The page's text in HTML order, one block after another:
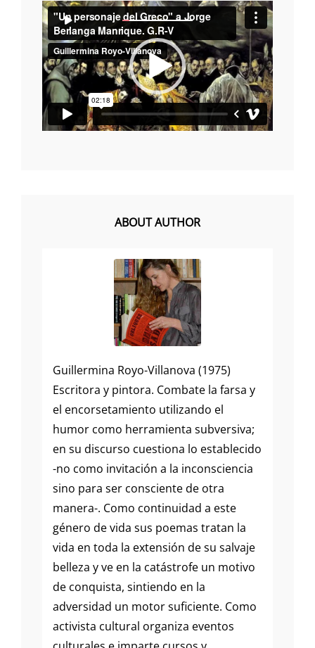
Reproductor
de
vídeo
00:00 00:00
ABOUT AUTHOR
Guillermina Royo-Villanova (1975)
Escritora y pintora. Combate la farsa y
el encorsetamiento utilizando el
humor como herramienta subversiva;
en su discurso cuestiona lo establecido
-no como invitación a la inconsciencia
sino para ser consciente de otra
manera-. Como continuidad a este
género de vida sus poemas tratan la
vida en toda la extensión de su salvaje
belleza y ve en la catástrofe un motivo
de conquista, sintiendo en la
adversidad un motor suficiente. Como
activista cultural organiza eventos